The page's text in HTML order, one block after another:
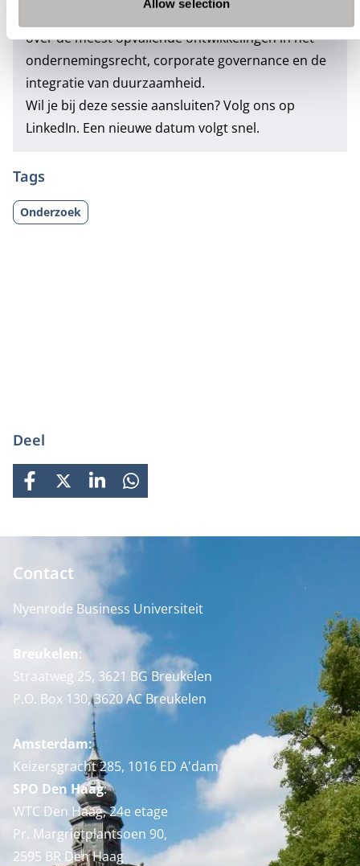
Allow selection
over de meest opvallende ontwikkelingen in het
ondernemingsrecht, corporate governance en de
integratie van duurzaamheid.
Wil je bij deze sessie aansluiten? Volg ons op
LinkedIn. Een nieuwe datum volgt snel.
Tags
Onderzoek
Deel
FACEBOOK
X LINKEDINWHATSAPP
Contact
Nyenrode Business Universiteit
Breukelen:
Straatweg 25, 3621 BG Breukelen
P.O. Box 130, 3620 AC Breukelen
Amsterdam:
Keizersgracht 285, 1016 ED A'dam
SPO Den Haag:
WTC Den Haag, 24e etage
Pr. Margrietplantsoen 90,
2595 BR Den Haag